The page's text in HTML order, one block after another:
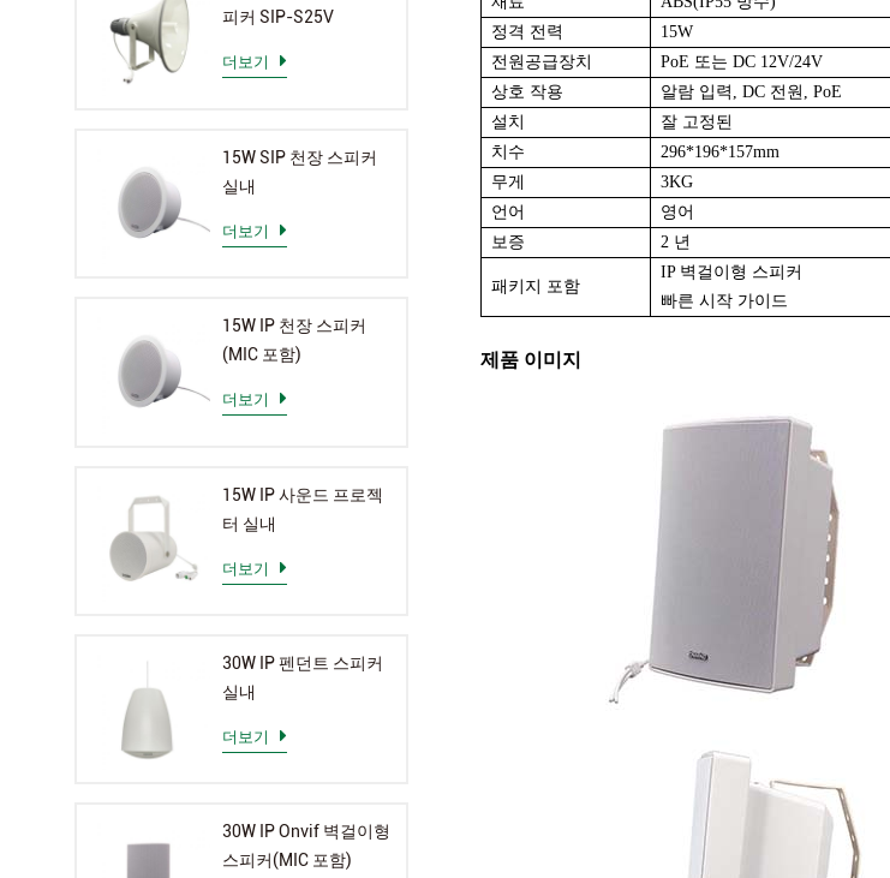
피커 SIP-S25V
더보기
15W SIP 천장 스피커
실내
더보기
15W IP 천장 스피커
(MIC 포함)
더보기
15W IP 사운드 프로젝
터 실내
더보기
30W IP 펜던트 스피커
실내
더보기
30W IP Onvif 벽걸이형
스피커(MIC 포함)
정격 전력
15W
전원공급장치
PoE 또는 DC 12V/24V
상호 작용
알람 입력, DC 전원, PoE
설치
잘 고정된
치수
296*196*157mm
무게
3KG
언어
영어
보증
2 년
패키지 포함
IP 벽걸이형 스피커
빠른 시작 가이드
제품 이미지